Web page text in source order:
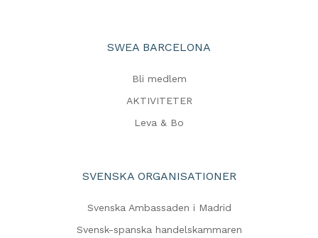
SWEA BARCELONA
Bli medlem
AKTIVITETER
Leva & Bo
SVENSKA ORGANISATIONER
Svenska Ambassaden i Madrid
Svensk-spanska handelskammaren